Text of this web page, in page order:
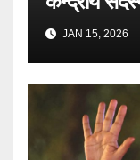
JAN 15, 2026